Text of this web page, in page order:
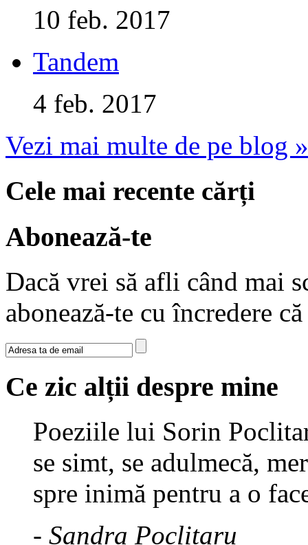
10 feb. 2017
Tandem
4 feb. 2017
Vezi mai multe de pe blog »
Cele mai recente cărți
Abonează-te
Dacă vrei să afli când mai
abonează-te cu încredere
Ce zic alții despre mine
Poeziile lui Sorin
se simt, se adulmecă,
spre inimă pentru a o
- Sandra Poclitaru